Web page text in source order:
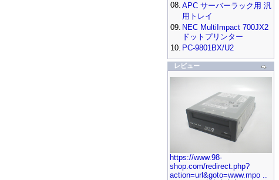
08. APC サーバーラック用 汎
用トレイ
09. NEC MultiImpact 700JX2
ドットプリンター
10. PC-9801BX/U2
レビュー
https://www.98-
shop.com/redirect.php?
action=url&goto=www.mpo ..